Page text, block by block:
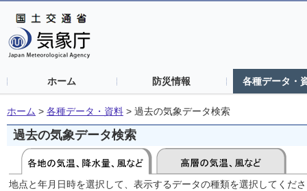
ホーム 防災情報 各種データ・
ホーム > 各種データ・資料 > 過去の気象データ検索
過去の気象データ検索
地点と年月日時を選択して、表示するデータの種類を選択してくだ